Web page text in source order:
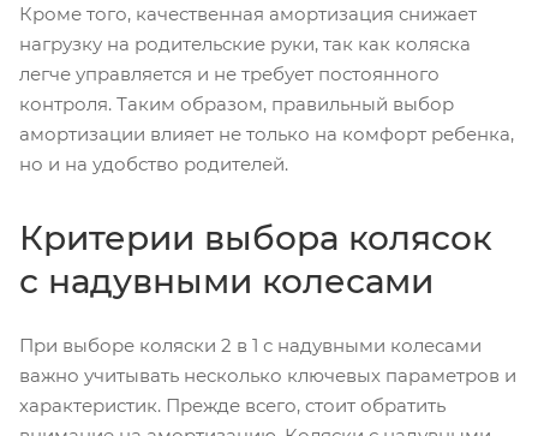
Кроме того, качественная амортизация снижает
нагрузку на родительские руки, так как коляска
легче управляется и не требует постоянного
контроля. Таким образом, правильный выбор
амортизации влияет не только на комфорт ребенка,
но и на удобство родителей.
Критерии выбора колясок
с надувными колесами
При выборе коляски 2 в 1 с надувными колесами
важно учитывать несколько ключевых параметров и
характеристик. Прежде всего, стоит обратить